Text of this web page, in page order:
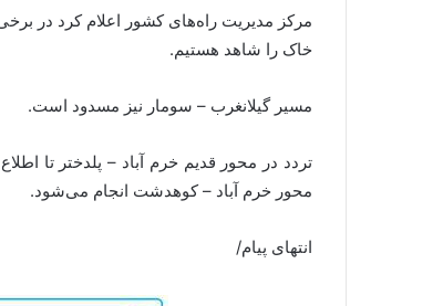
مرکز مدیریت راه‌های کشور اعلام کرد در
خاک را شاهد هستیم.
مسیر گیلانغرب – سومار نیز مسدود است.
تردد در محور قدیم خرم آباد – پلدختر تا
محور خرم آباد – کوهدشت انجام می‌شود.
انتهای پیام/